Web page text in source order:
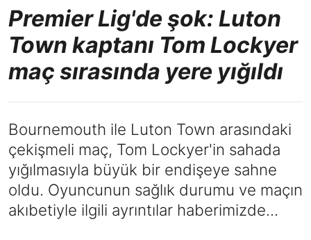
Premier Lig'de şok: Luton
Town kaptanı Tom Lockyer
maç sırasında yere yığıldı
Bournemouth ile Luton Town arasındaki
çekişmeli maç, Tom Lockyer'in sahada
yığılmasıyla büyük bir endişeye sahne
oldu. Oyuncunun sağlık durumu ve maçın
akıbetiyle ilgili ayrıntılar haberimizde...